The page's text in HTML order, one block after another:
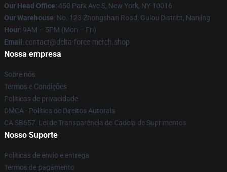
Our Head Office: 450 Park Ave S, New York, NY 10016
Our Warehouse: No. 123 Zhongshan Road, Gulou District, Nanjing
Hour: 9AM – 5PM (Mon – Fri)
Email : contact@delta-force-merch.shop
Nossa empresa
Sobre nós
Termos e Condições
Políticas de privacidade
DMCA - Política de Direitos Autorais
CA SB657: Lei de Transparência de Cadeia de Suprimentos
Nosso Suporte
Políticas de envio e entrega
Termos de pagamento